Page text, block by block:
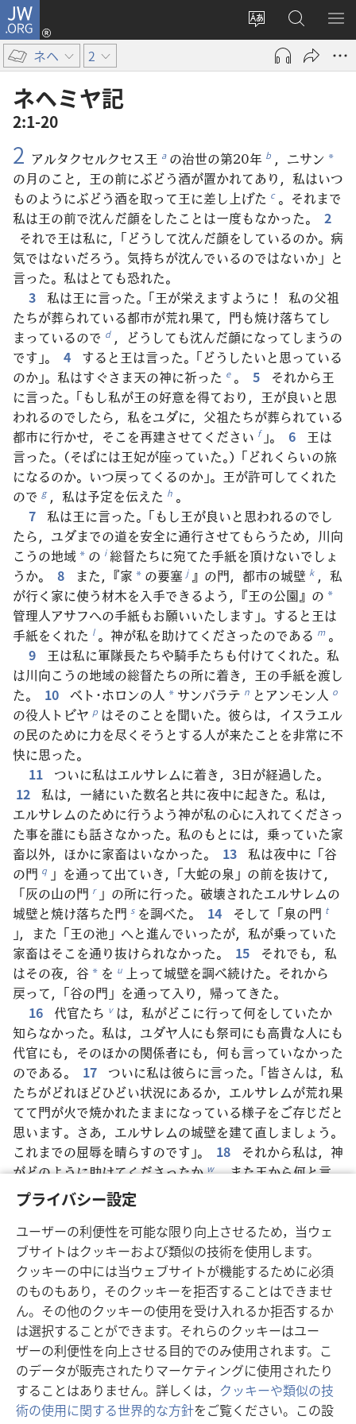
プライバシー設定
ユーザーの利便性を可能な限り向上させるため，当ウェ
ブサイトはクッキーおよび類似の技術を使用します。
クッキーの中には当ウェブサイトが機能するために必須
のものもあり，そのクッキーを拒否することはできませ
ん。その他のクッキーの使用を受け入れるか拒否するか
は選択することができます。それらのクッキーはユー
ザーの利便性を向上させる目的でのみ使用されます。こ
のデータが販売されたりマーケティングに使用されたり
することはありません。詳しくは， クッキーや類似の技
術の使用に関する世界的な方針をご覧ください。この設
JW.ORG
サ
ト
を
変
え
る
ロ
グ
ン
ブ
で
開
く）
JW.ORG
の
検
メ
を
ネヘ 2
ネヘミヤ​記
2:1-20
2 アルタクセルクセス王 a の治世の第20年 b ，ニサン *
の月のこと，王の前にぶどう酒が置かれてあり，私はいつ
ものようにぶどう酒を取って王に差し上げた c 。それまで
私は王の前で沈んだ顔をしたことは一度もなかった。
2
それで王は私に，「どうして沈んだ顔をしているのか。病
気ではないだろう。気持ちが沈んでいるのではないか」と
言った。私はとても恐れた。
3
私は王に言った。「王が栄えますように！ 私の父祖
たちが葬られている都市が荒れ果て，門も焼け落ちてし
まっているので d ，どうしても沈んだ顔になってしまうの
です」。
4
すると王は言った。「どうしたいと思っている
のか」。私はすぐさま天の神に祈った e 。 5
それから王
に言った。「もし私が王の好意を得ており，王が良いと思
われるのでしたら，私をユダに，父祖たちが葬られている
都市に行かせ，そこを再建させてください f 」。 6
王は
言った。（そばには王妃が座っていた。）「どれくらいの旅
になるのか。いつ戻ってくるのか」。王が許可してくれた
ので g ，私は予定を伝えた h 。
7
私は王に言った。「もし王が良いと思われるのでし
たら，ユダまでの道を安全に通行させてもらうため，川向
こうの地域 * の i 総督たちに宛てた手紙を頂けないでしょ
うか。
8 また，『家 * の要塞 j 』の門，都市の城壁 k ，私
が行く家に使う材木を入手できるよう，『王の公園』の *
管理人アサフへの手紙もお願いいたします」。すると王は
手紙をくれた l 。神が私を助けてくださったのである m 。
9
王は私に軍隊長たちや騎手たちも付けてくれた。私
は川向こうの地域の総督たちの所に着き，王の手紙を渡し
た。
10 ベト･ホロンの人 * サンバラテ n とアンモン人 o
の役人トビヤ p はそのことを聞いた。彼らは，イスラエル
の民のために力を尽くそうとする人が来たことを非常に不
快に思った。
11
ついに私はエルサレムに着き，3日が経過した。
12
私は，一緒にいた数名と共に夜中に起きた。私は，
エルサレムのために行うよう神が私の心に入れてくださっ
た事を誰にも話さなかった。私のもとには，乗っていた家
畜以外，ほかに家畜はいなかった。
13
私は夜中に「谷
の門 q 」を通って出ていき，「大蛇の泉」の前を抜けて，
「灰の山の門 r 」の所に行った。破壊されたエルサレムの
城壁と焼け落ちた門 s を調べた。 14 そして「泉の門 t
」，また「王の池」へと進んでいったが，私が乗っていた
家畜はそこを通り抜けられなかった。
15
それでも，私
はその夜，谷 * を u
上って城壁を調べ続けた。それから
戻って，「谷の門」を通って入り，帰ってきた。
16
代官たち v は，私がどこに行って何をしていたか
知らなかった。私は，ユダヤ人にも祭司にも高貴な人にも
代官にも，そのほかの関係者にも，何も言っていなかった
のである。
17
ついに私は彼らに言った。「皆さんは，私
たちがどれほどひどい状況にあるか，エルサレムが荒れ果
てて門が火で焼かれたままになっている様子をご存じだと
思います。さあ，エルサレムの城壁を建て直しましょう。
これまでの屈辱を晴らすのです」。
18
それから私は，神
がどのように助けてくださったか w ，また王から何と言
われたか
を話した。すると彼らは，「ぜひ建てましょ
う」と言った。そうして彼らは再建に向けて士気を高め
合った * y 。
19ベト･ホロンの人*サンバラテ，アンモン人 z
人トビヤ a ，アラビア人ゲシェム b はこのことを聞くと，
私たちをあざけり c ，見下して，「おまえたちは何をやっ
ているんだ。王に逆らおうとしているのか」と言いだした
d 。 20私はこう答えた。「天の神が成功させてください
ます e 。その神に仕える私たちは建設に取り掛かります。
あなた方には，エルサレムに何の関係も，権利も，功績
もありません 」。